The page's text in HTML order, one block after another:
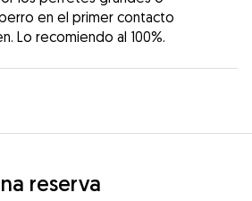
en el primer contacto
Lo recomiendo al 100%.
reserva